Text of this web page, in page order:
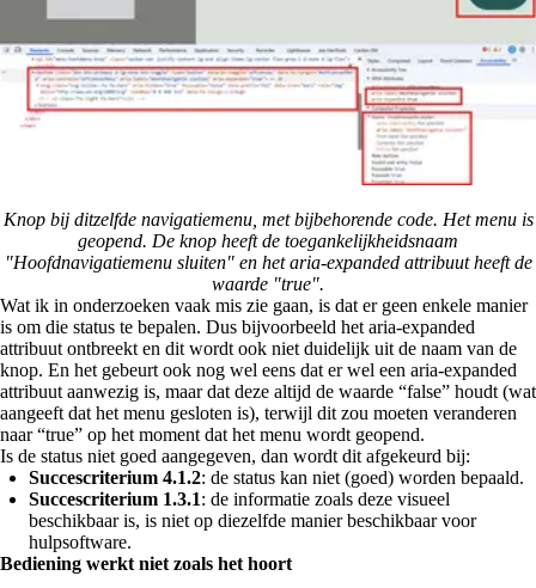
Knop bij ditzelfde navigatiemenu, met bijbehorende code. Het menu is
geopend. De knop heeft de toegankelijkheidsnaam
"Hoofdnavigatiemenu sluiten" en het aria-expanded attribuut heeft de
waarde "true".
Wat ik in onderzoeken vaak mis zie gaan, is dat er geen enkele manier
is om die status te bepalen. Dus bijvoorbeeld het aria-expanded
attribuut ontbreekt en dit wordt ook niet duidelijk uit de naam van de
knop. En het gebeurt ook nog wel eens dat er wel een aria-expanded
attribuut aanwezig is, maar dat deze altijd de waarde “false” houdt (wat
aangeeft dat het menu gesloten is), terwijl dit zou moeten veranderen
naar “true” op het moment dat het menu wordt geopend.
Is de status niet goed aangegeven, dan wordt dit afgekeurd bij:
Succescriterium 4.1.2: de status kan niet (goed) worden bepaald.
Succescriterium 1.3.1: de informatie zoals deze visueel
beschikbaar is, is niet op diezelfde manier beschikbaar voor
hulpsoftware.
Bediening werkt niet zoals het hoort